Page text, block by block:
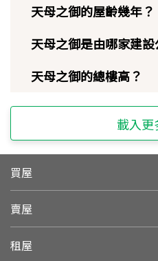
天母之御的屋齡幾年？
天母之御是由哪家建設
天母之御的總樓高？
載入更
買屋
賣屋
租屋